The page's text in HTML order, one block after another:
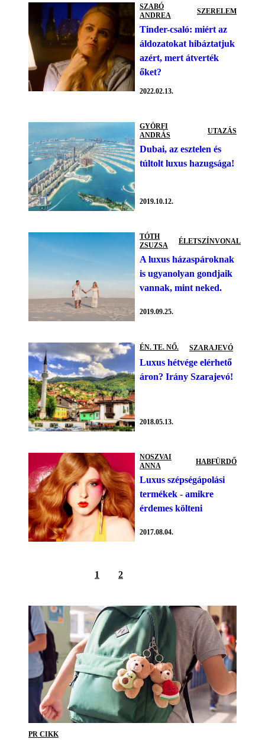
SZABÓ
ANDREA
SZERELEM
Tinder-csaló: miért az
áldozatokat hibáztatjuk
azért, mert átverték
őket?
2022.02.13.
GYÖRFI
ANDRÁS
UTAZÁS
Dubai, az esztelen és
túltolt luxus hazugsága!
2019.10.12.
TÓTH
ZSUZSA
ÉLETSZÍNVONAL
A luxus házaspároknak
is ugyanolyan gondjaik
vannak, mint neked.
2019.09.25.
ÉN. TE. NŐ. SZARAJEVÓ
Luxus hétvége elérhető
áron? Irány Szarajevó!
2018.05.13.
NOSZVAI
ANNA
HABFÜRDŐ
Luxus szépségápolási
termékek - amikre
érdemes költeni
2017.08.04.
1 2
PR CIKK